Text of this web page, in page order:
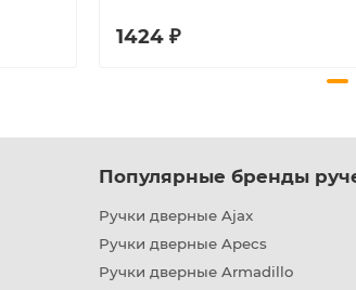
1424 ₽
Популярные бренды
Ручки дверные Ajax
Ручки дверные Apecs
Ручки дверные Armadillo